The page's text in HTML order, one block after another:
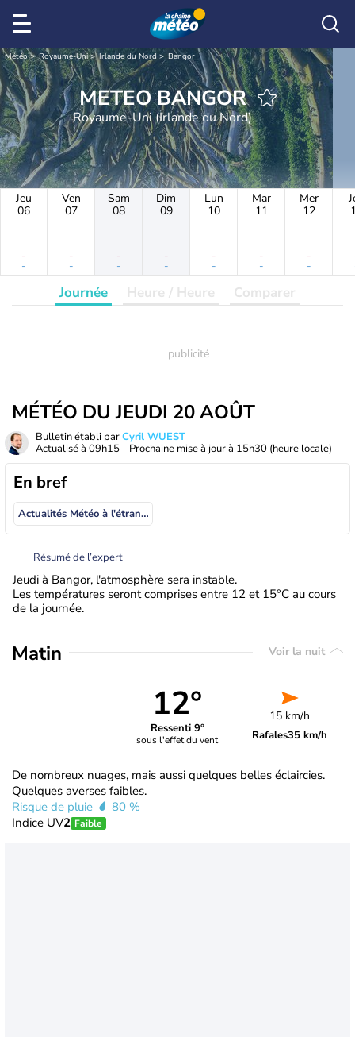
Météo Royaume-Uni Irlande du Nord Bangor
METEO BANGOR
Royaume-Uni (Irlande du Nord)
Jeu
06
-
-
Ven
07
-
-
Sam
08
-
-
Dim
09
-
-
Lun
10
-
-
Mar
11
-
-
Mer
12
-
-
Journée Heure / Heure Comparer
MÉTÉO DU JEUDI 20 AOÛT
Bulletin établi parCyril WUEST
Actualisé à 09h15 - Prochaine mise à jour à 15h30 (heure locale)
En bref
Actualités Météo à l'étranger
Résumé de l’expert
Jeudi à Bangor, l'atmosphère sera instable.
Les températures seront comprises entre 12 et 15°C au cours
de la journée.
Matin Voir la nuit
12°
Ressenti 9°
sous l'effet du vent
15 km/h
Rafales35 km/h
De nombreux nuages, mais aussi quelques belles éclaircies.
Quelques averses faibles.
Risque de pluie
80 %
Indice UV2 Faible